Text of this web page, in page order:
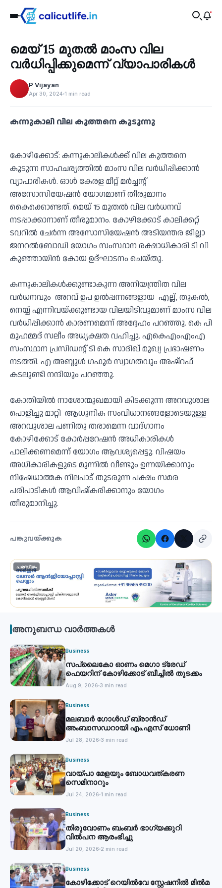
‹
Business
മെയ് 15 മുതല്‍ മാംസ വില
വര്‍ധിപ്പിക്കുമെന്ന് വ്യാപാരികള്‍
P Vijayan
Apr 30, 2024 1 min read
കന്നുകാലി വില കുത്തനെ കൂടുന്നു
കോഴിക്കോട്: കന്നുകാലികള്‍ക്ക് വില കുത്തനെ
കൂടുന്ന സാഹചര്യത്തില്‍ മാംസ വില വര്‍ധിപ്പിക്കാന്‍
വ്യാപാരികള്‍. ഓള്‍ കേരള മീറ്റ് മര്‍ച്ചന്റ്
അസോസിയേഷന്‍ യോഗമാണ് തീരുമാനം
കൈക്കൊണ്ടത്. മെയ് 15 മുതല്‍ വില വർധനവ്
നടപ്പാക്കാനാണ് തീരുമാനം. കോഴിക്കോട് കാലിക്കറ്റ്
ടവറില്‍ ചേര്‍ന്ന അസോസിയേഷൻ അടിയന്തര ജില്ലാ
ജനറല്‍ബോഡി യോഗം സംസ്ഥാന രക്ഷാധികാരി ടി വി
കുഞ്ഞായിന്‍ കോയ ഉദ്ഘാടനം ചെയ്തു.
കന്നുകാലികള്‍ക്കുണ്ടാകുന്ന അനിയന്ത്രിത വില
വര്‍ധനവും അറവ് ഉപ ഉൽപ്പന്നങ്ങളായ എല്ല്, തുകല്‍,
നെയ്യ് എന്നിവയ്ക്കുണ്ടായ വിലയിടിവുമാണ് മാംസ വില
വര്‍ധിപ്പിക്കാന്‍ കാരണമെന്ന് അദ്ദേഹം പറഞ്ഞു. കെ പി
മുഹമ്മദ് സലീം അധ്യക്ഷത വഹിച്ചു. എകെഎംഎംഎ
സംസ്ഥാന പ്രസിഡന്റ് ടി കെ സാദിഖ് മുഖ്യ പ്രഭാഷണം
നടത്തി. എ അബ്ദുള്‍ ഗഫൂര്‍ സ്വാഗതവും അഷ്‌റഫ്
കടലുണ്ടി നന്ദിയും പറഞ്ഞു.
കോതിയില്‍ നാശോന്മുഖമായി കിടക്കുന്ന അറവുശാല
പൊളിച്ചു മാറ്റി ആധുനിക സംവിധാനങ്ങളോടെയുള്ള
അറവുശാല പണിതു തരാമെന്ന വാദ്ഗാനം
കോഴിക്കോട് കോര്‍പ്പറേഷന്‍ അധികാരികള്‍
പാലിക്കണമെന്ന് യോഗം ആവശ്യപ്പെട്ടു. വിഷയം
അധികാരികളുടെ മുന്നില്‍ വീണ്ടും ഉന്നയിക്കാനും
നിഷേധാത്മക നിലപാട് തുടരുന്ന പക്ഷം സമര
പരിപാടികള്‍ ആവിഷ്‌കരിക്കാനും യോഗം
തീരുമാനിച്ചു.
പങ്കുവയ്ക്കുക
പരസ്യം
അനുബന്ധ വാർത്തകൾ
Business
സപ്ലൈകോ ഓണം മെഗാ ട്രേഡ്
ഫെയറിന് കോഴിക്കോട് ബീച്ചില്‍ തുടക്കം
Aug 9, 2026 3 min read
Business
മലബാര്‍ ഗോൾഡ് ബ്രാന്‍ഡ്
അംബാസഡറായി എം.എസ് ധോണി
Jul 28, 2026 3 min read
Business
വായ്പാ മേളയും ബോധവത്കരണ
സെമിനാറും
Jul 24, 2026 1 min read
Business
തിരുവോണം ബംബര്‍ ഭാഗ്യക്കുറി
വില്‍പന ആരംഭിച്ചു
Jul 20, 2026 2 min read
Business
കോഴിക്കോട് റെയില്‍വേ സ്റ്റേഷനില്‍ മില്‍മ